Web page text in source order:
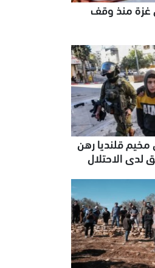
غزة منذ وقف
مخيم قلنديا رهن
لدى الاحتلال